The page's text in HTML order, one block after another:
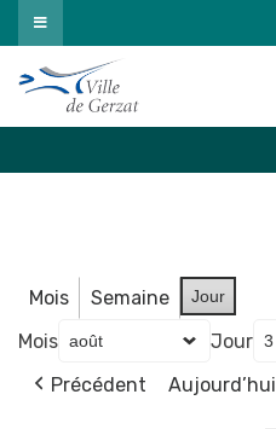
Passer
au
contenu
Mois Semaine Jour
Mois Jour
Précédent
Aujourd’hui